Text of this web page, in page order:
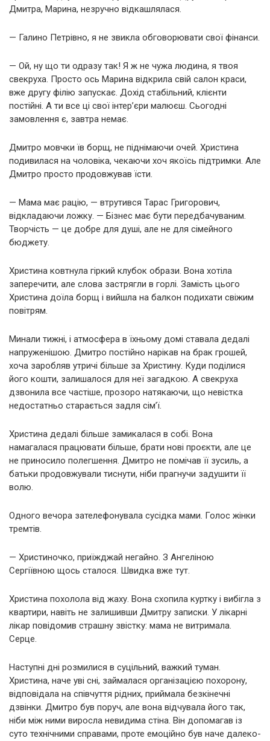
Дмитра, Марина, незручно відкашлялася.
— Галино Петрівно, я не звикла обговорювати свої фінанси.
— Ой, ну що ти одразу так! Я ж не чужа людина, я твоя
свекруха. Просто ось Марина відкрила свій салон краси,
вже другу філію запускає. Дохід стабільний, клієнти
постійні. А ти все ці свої інтер’єри малюєш. Сьогодні
замовлення є, завтра немає.
Дмитро мовчки їв борщ, не піднімаючи очей. Христина
подивилася на чоловіка, чекаючи хоч якоїсь підтримки. Але
Дмитро просто продовжував їсти.
— Мама має рацію, — втрутився Тарас Григорович,
відкладаючи ложку. — Бізнес має бути передбачуваним.
Творчість — це добре для душі, але не для сімейного
бюджету.
Христина ковтнула гіркий клубок образи. Вона хотіла
заперечити, але слова застрягли в горлі. Замість цього
Христина доїла борщ і вийшла на балкон подихати свіжим
повітрям.
Минали тижні, і атмосфера в їхньому домі ставала дедалі
напруженішою. Дмитро постійно нарікав на брак грошей,
хоча заробляв утричі більше за Христину. Куди поділися
його кошти, залишалося для неї загадкою. А свекруха
дзвонила все частіше, прозоро натякаючи, що невістка
недостатньо старається задля сім’ї.
Христина дедалі більше замикалася в собі. Вона
намагалася працювати більше, брати нові проєкти, але це
не приносило полегшення. Дмитро не помічав її зусиль, а
батьки продовжували тиснути, ніби прагнучи задушити її
волю.
Одного вечора зателефонувала сусідка мами. Голос жінки
тремтів.
— Христиночко, приїжджай негайно. З Ангеліною
Сергіївною щось сталося. Швидка вже тут.
Христина похолола від жаху. Вона схопила куртку і вибігла з
квартири, навіть не залишивши Дмитру записки. У лікарні
лікар повідомив страшну звістку: мама не витримала.
Серце.
Наступні дні розмилися в суцільний, важкий туман.
Христина, наче уві сні, займалася організацією похорону,
відповідала на співчуття рідних, приймала безкінечні
дзвінки. Дмитро був поруч, але вона відчувала його так,
ніби між ними виросла невидима стіна. Він допомагав із
суто технічними справами, проте емоційно був наче далеко-